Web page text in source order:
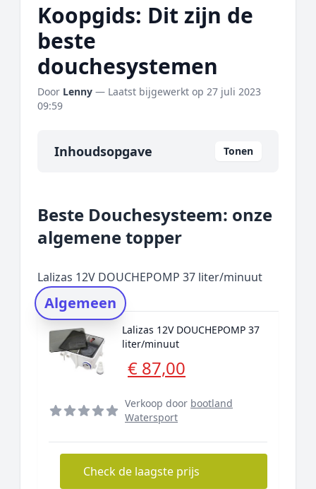
Koopgids: Dit zijn de
beste
douchesystemen
Door Lenny — Laatst bijgewerkt op 27 juli 2023
09:59
Inhoudsopgave Tonen
Onze algemene topper
Prijs topper
Rating topper
Onderzoeksmethode
Alternatieven
Prijsniveaus
Beste Douchesysteem: onze
algemene topper
Lalizas 12V DOUCHEPOMP 37 liter/minuut
Algemeen
Lalizas 12V DOUCHEPOMP 37
liter/minuut
€ 87,00
Verkoop door bootland
Watersport
Check de laagste prijs